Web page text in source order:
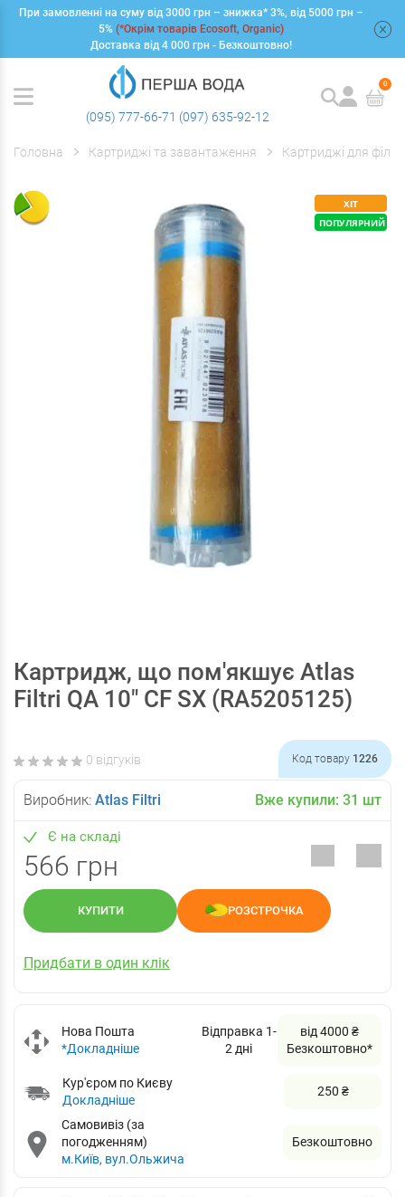
При замовленні на суму від 3000 грн – знижка* 3%, від 5000 грн –
5% (*Окрім товарів Ecosoft, Organic)
Доставка від 4 000 грн - Безкоштовно!
(095) 777-66-71 (097) 635-92-12
0
Головна Картриджі та завантаження Картриджі для
ХІТ
ПОПУЛЯРНИЙ
Картридж, що пом'якшує Atlas
Filtri QA 10" CF SX (RA5205125)
0 відгуків Код товару 1226
Виробник: Atlas Filtri Вже купили: 31 шт
Є на складі
566 грн
КУПИТИ РОЗСТРОЧКА
Придбати в один клік
Нова Пошта
*Докладніше
Відправка 1-
2 дні
від 4000 ₴
Безкоштовно*
Кур'єром по Києву
Докладніше
250 ₴
Самовивіз (за
погодженням)
м.Київ, вул.Ольжича
Безкоштовно